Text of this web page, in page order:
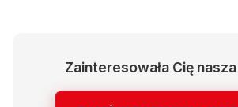
Zainteresowała Cię